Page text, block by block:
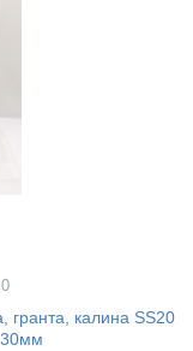
гранта, калина SS20